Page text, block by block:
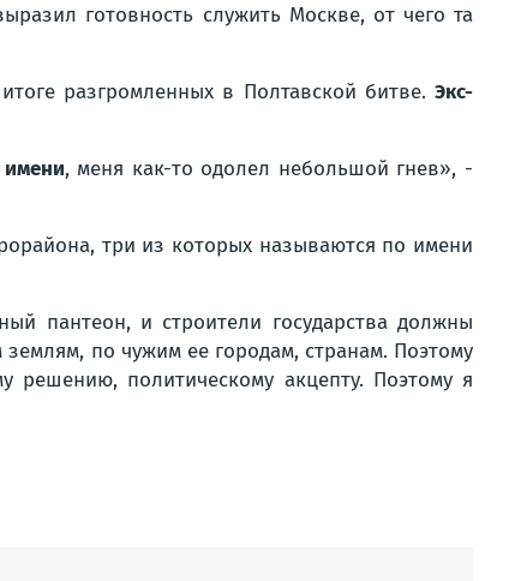
готовность служить Москве, от чего та
разгромленных в Полтавской битве. Экс-
имени, меня как-то одолел небольшой гнев», -
три из которых называются по имени
пантеон, и строители государства должны
по чужим ее городам, странам. Поэтому
решению, политическому акцепту. Поэтому я